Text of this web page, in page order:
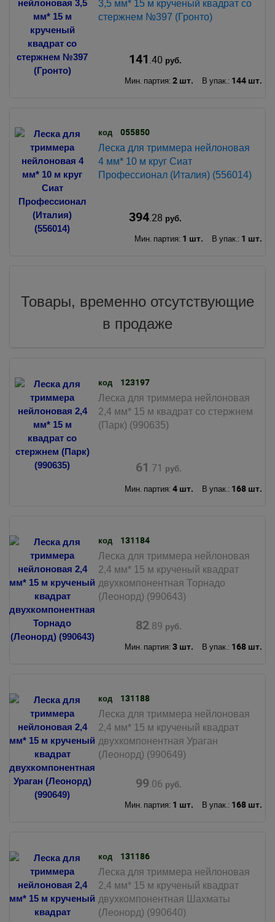
3,5 мм* 15 м крученый квадрат со
стержнем №397 (Гронто)
141.40 руб.
Мин. партия: 2 шт. В упак.: 144 шт.
код 055850
Леска для триммера нейлоновая
4 мм* 10 м круг Сиат
Профессионал (Италия) (556014)
394.28 руб.
Мин. партия: 1 шт. В упак.: 1 шт.
Товары, временно отсутствующие
в продаже
код 123197
Леска для триммера нейлоновая
2,4 мм* 15 м квадрат со стержнем
(Парк) (990635)
61.71 руб.
Мин. партия: 4 шт. В упак.: 168 шт.
код 131184
Леска для триммера нейлоновая
2,4 мм* 15 м крученый квадрат
двухкомпонентная Торнадо
(Леонорд) (990643)
82.89 руб.
Мин. партия: 3 шт. В упак.: 168 шт.
код 131188
Леска для триммера нейлоновая
2,4 мм* 15 м крученый квадрат
двухкомпонентная Ураган
(Леонорд) (990649)
99.06 руб.
Мин. партия: 1 шт. В упак.: 168 шт.
код 131186
Леска для триммера нейлоновая
2,4 мм* 15 м крученый квадрат
двухкомпонентная Шахматы
(Леонорд) (990640)